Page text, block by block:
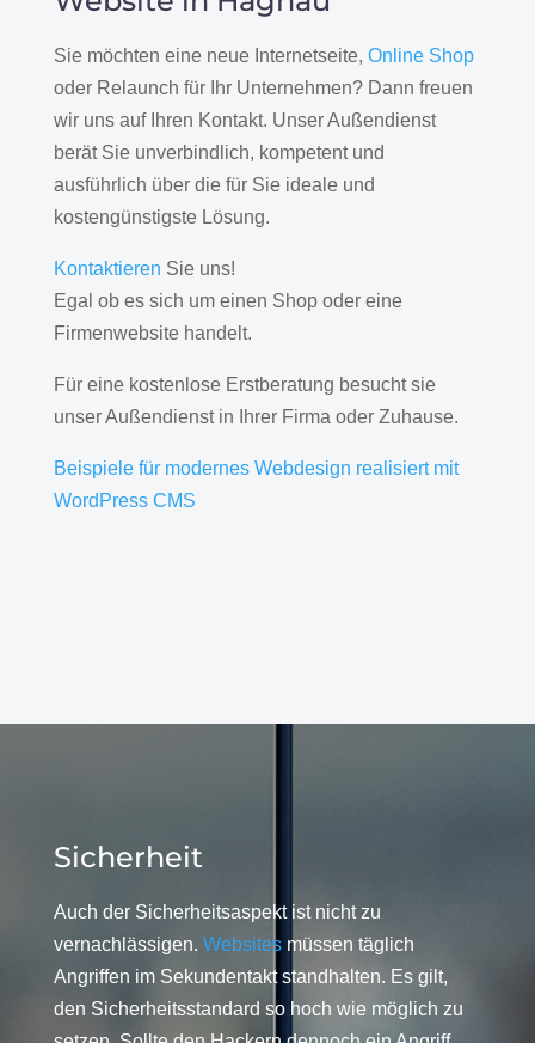
Sie möchten eine neue Internetseite, Online Shop
oder Relaunch für Ihr Unternehmen? Dann freuen
wir uns auf Ihren Kontakt. Unser Außendienst
berät Sie unverbindlich, kompetent und
ausführlich über die für Sie ideale und
kostengünstigste Lösung.
Kontaktieren Sie uns!
Egal ob es sich um einen Shop oder eine
Firmenwebsite handelt.
Für eine kostenlose Erstberatung besucht sie
unser Außendienst in Ihrer Firma oder Zuhause.
Beispiele für modernes Webdesign realisiert mit
WordPress CMS
Sicherheit
Auch der Sicherheitsaspekt ist nicht zu
vernachlässigen. Websitesmüssen täglich
Angriffen im Sekundentakt standhalten. Es gilt,
den Sicherheitsstandard so hoch wie möglich zu